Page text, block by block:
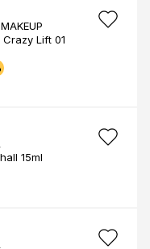
Crazy Lift 01
15ml